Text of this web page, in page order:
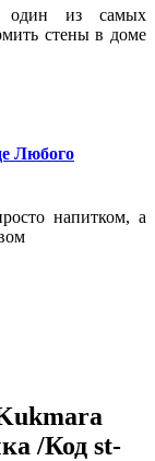
один из самых
стены в доме
Любого
напитком, а
/Код st-